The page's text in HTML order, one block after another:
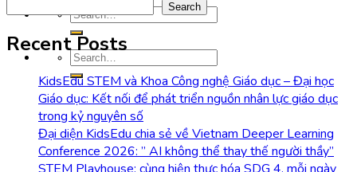
Search
for:
Search
for:
Search
Recent Posts
KidsEdu STEM và Khoa Công nghệ Giáo dục – Đại học
Giáo dục: Kết nối để phát triển nguồn nhân lực giáo dục
trong kỷ nguyên số
Đại diện KidsEdu chia sẻ về Vietnam Deeper Learning
Conference 2026: ” AI không thể thay thế người thầy”